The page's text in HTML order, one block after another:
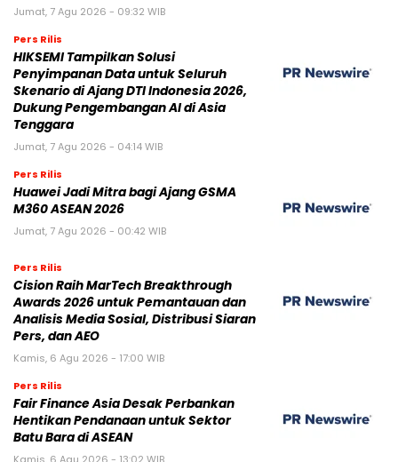
Jumat, 7 Agu 2026 - 09:32 WIB
Pers Rilis
HIKSEMI Tampilkan Solusi
Penyimpanan Data untuk Seluruh
Skenario di Ajang DTI Indonesia 2026,
Dukung Pengembangan AI di Asia
Tenggara
Jumat, 7 Agu 2026 - 04:14 WIB
Pers Rilis
Huawei Jadi Mitra bagi Ajang GSMA
M360 ASEAN 2026
Jumat, 7 Agu 2026 - 00:42 WIB
Pers Rilis
Cision Raih MarTech Breakthrough
Awards 2026 untuk Pemantauan dan
Analisis Media Sosial, Distribusi Siaran
Pers, dan AEO
Kamis, 6 Agu 2026 - 17:00 WIB
Pers Rilis
Fair Finance Asia Desak Perbankan
Hentikan Pendanaan untuk Sektor
Batu Bara di ASEAN